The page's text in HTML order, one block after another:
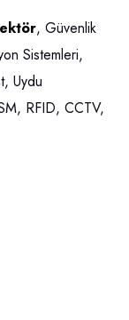
, Güvenlik
Sistemleri,
Uydu
RFID, CCTV,